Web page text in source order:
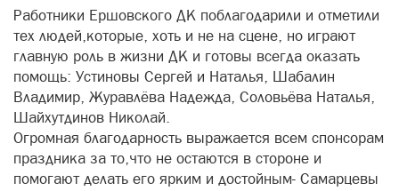
Работники Ершовского ДК поблагодарили и отметили
тех людей,которые, хоть и не на сцене, но играют
главную роль в жизни ДК и готовы всегда оказать
помощь: Устиновы Сергей и Наталья, Шабалин
Владимир, Журавлёва Надежда, Соловьёва Наталья,
Шайхутдинов Николай.
Огромная благодарность выражается всем спонсорам
праздника за то,что не остаются в стороне и
помогают делать его ярким и достойным- Самарцевы